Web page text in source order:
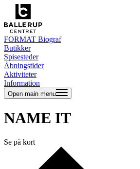
FORMAT Biograf
Butikker
Spisesteder
Åbningstider
Aktiviteter
Information
Open main menu
NAME IT
Se på kort